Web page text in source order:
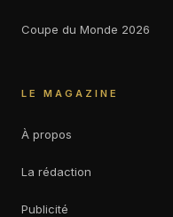
Coupe du Monde 2026
LE MAGAZINE
À propos
La rédaction
Publicité